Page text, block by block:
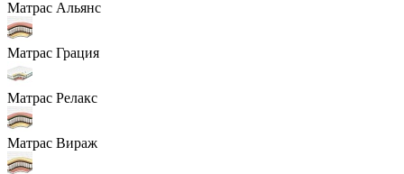
Матрас Альянс
Матрас Грация
Матрас Релакс
Матрас Вираж